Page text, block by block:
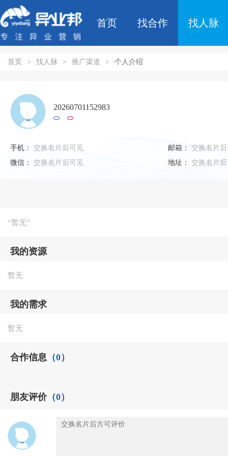
首页 找合作 找人脉
首页 > 找人脉 > 推广渠道 > 个人介绍
20260701152983
手机： 交换名片后可见 邮箱：
交换名片
微信：
交换名片后可见 地址： 交换名片
“暂无”
我的资源
暂无
我的需求
暂无
合作信息 （0）
朋友评价（0）